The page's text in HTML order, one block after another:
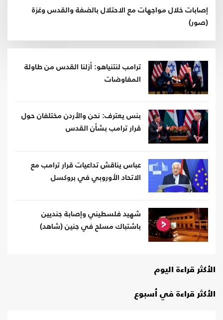
إصابات خلال مواجهات مع الاحتلال بالضفة والقدس وغزة
(صور)
ترامب لنتنياهو: أزلنا القدس من طاولة
المفاوضات
بنس يعترف: نحن والأردن مختلفان حول
قرار ترامب بشأن القدس
عباس يناقش تداعيات قرار ترامب مع
الاتحاد الأوروبي في بروكسل
شهيد فلسطيني وإصابة جنديين
باشتباك مسلح في جنين (شاهد)
الأكثر قراءة اليوم
الأكثر قراءة في أسبوع